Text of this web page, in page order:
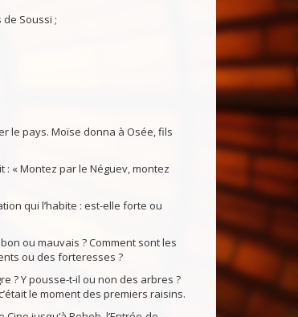
Soussi ;
le pays. Moïse donna à Osée, fils
« Montez par le Néguev, montez
qui l’habite : est-elle forte ou
ou mauvais ? Comment sont les
ou des forteresses ?
? Y pousse-t-il ou non des arbres ?
le moment des premiers raisins.